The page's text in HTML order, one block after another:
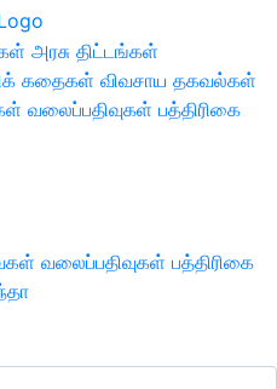
அரசு திட்டங்கள்
கதைகள் விவசாய தகவல்கள்
வலைப்பதிவுகள் பத்திரிகை
வலைப்பதிவுகள் பத்திரிகை